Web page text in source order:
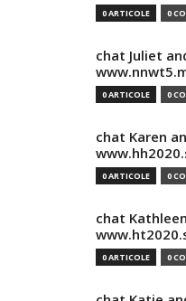
0 ARTICOLE 0
chat Juliet
0 ARTICOLE 0
chat Karen
0 ARTICOLE 0
chat
0 ARTICOLE 0